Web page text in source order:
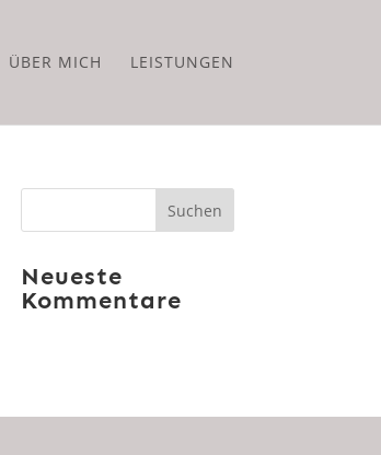
ÜBER MICH LEISTUNGEN
Neueste
Kommentare